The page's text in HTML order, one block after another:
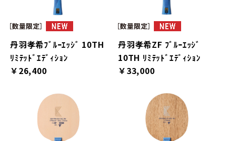
丹羽孝希ﾌﾞﾙｰｴｯｼﾞ 10TH
ﾘﾐﾃｯﾄﾞｴﾃﾞｨｼｮﾝ
￥26,400
丹羽孝希ZF ﾌﾞﾙｰｴｯｼﾞ
10TH ﾘﾐﾃｯﾄﾞｴﾃﾞｨｼｮﾝ
￥33,000